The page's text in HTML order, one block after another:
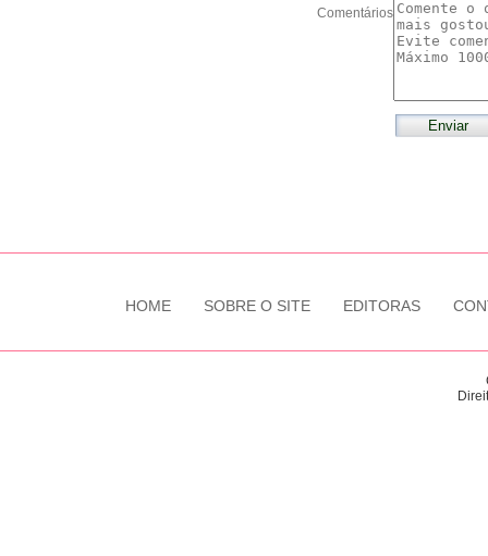
Comentários
HOME SOBRE O SITE EDITORAS